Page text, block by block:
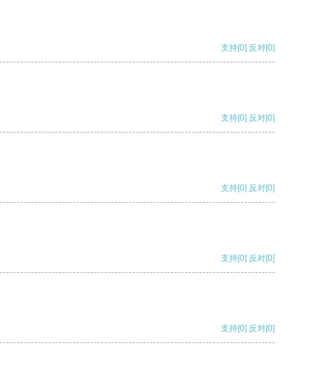
支持[0] 反对[0]
支持[0] 反对[0]
支持[0] 反对[0]
支持[0] 反对[0]
支持[0] 反对[0]